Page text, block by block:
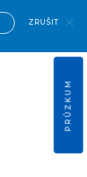
ZRUŠIT
PRŮZKUM